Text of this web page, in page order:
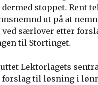
stoppet. Rent
ut på at
ved særlover etter
til Stortinget.
Lektorlagets
til løsning i